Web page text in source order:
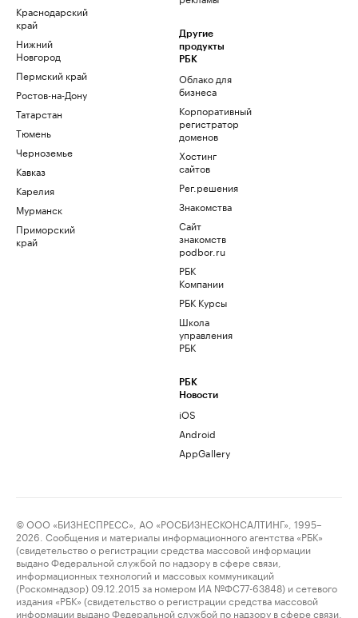
Краснодарский
край
Нижний
Новгород
Пермский край
Ростов-на-Дону
Татарстан
Тюмень
Черноземье
Кавказ
Карелия
Мурманск
Приморский
край
Другие
продукты
РБК
Облако для
бизнеса
Корпоративный
регистратор
доменов
Хостинг
сайтов
Рег.решения
Знакомства
Сайт
знакомств
podbor.ru
РБК
Компании
РБК Курсы
Школа
управления
РБК
РБК
Новости
iOS
Android
AppGallery
© ООО «БИЗНЕСПРЕСС», АО «РОСБИЗНЕСКОНСАЛТИНГ», 1995–
2026. Сообщения и материалы информационного агентства «РБК»
(свидетельство о регистрации средства массовой информации
выдано Федеральной службой по надзору в сфере связи,
информационных технологий и массовых коммуникаций
(Роскомнадзор) 09.12.2015 за номером ИА №ФС77-63848) и сетевого
издания «РБК» (свидетельство о регистрации средства массовой
информации выдано Федеральной службой по надзору в сфере связи,